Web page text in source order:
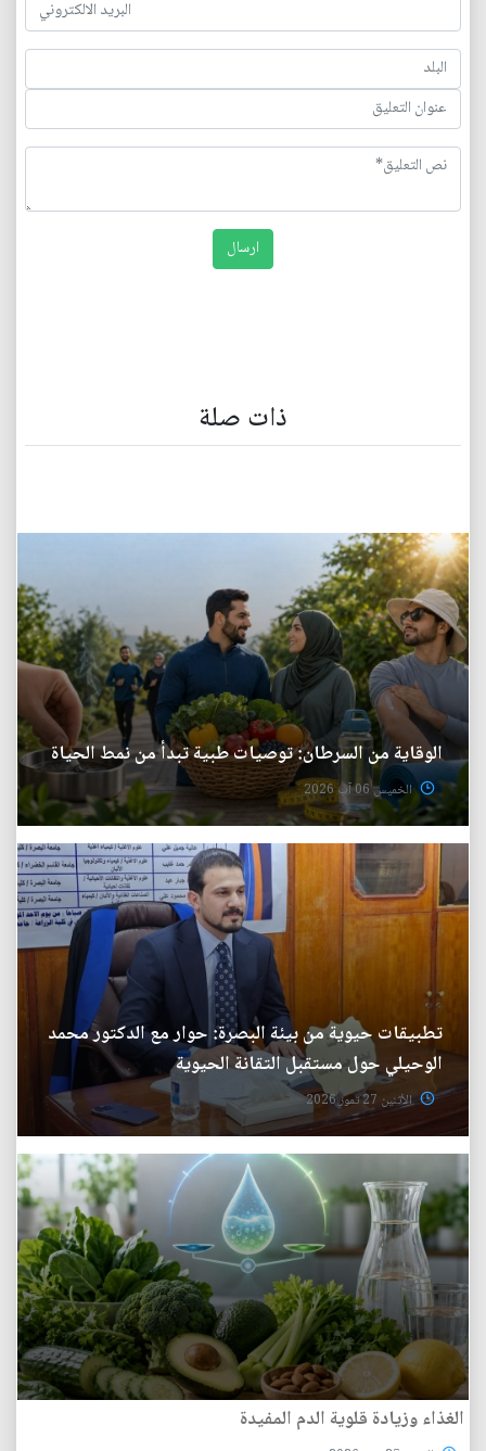
ذات صلة
الوقاية من السرطان: توصيات طبية تبدأ من نمط الحياة
الخميس 06 آب 2026
تطبيقات حيوية من بيئة البصرة: حوار مع الدكتور محمد
الوحيلي حول مستقبل التقانة الحيوية
الأثنين 27 تموز 2026
الغذاء وزيادة قلوية الدم المفيدة